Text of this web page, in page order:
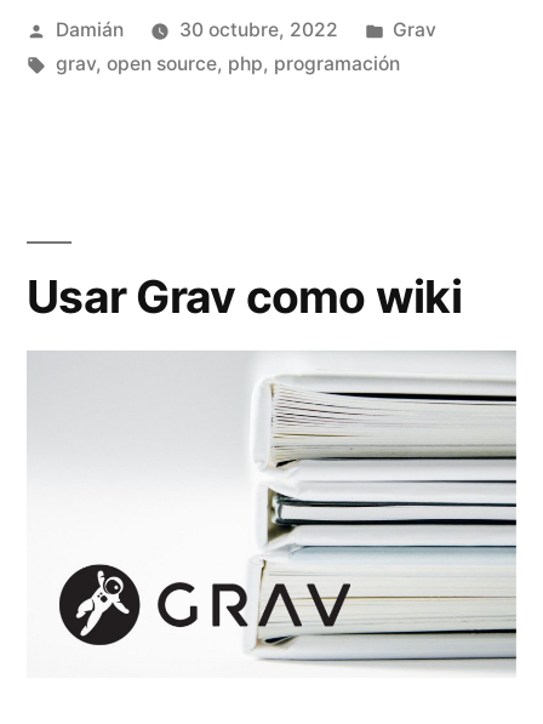
del
autor
Publicado
por
Damián 30 octubre, 2022
Publicado
en
Grav
Etiquetas:
grav, open source, php, programación
Usar Grav como wiki